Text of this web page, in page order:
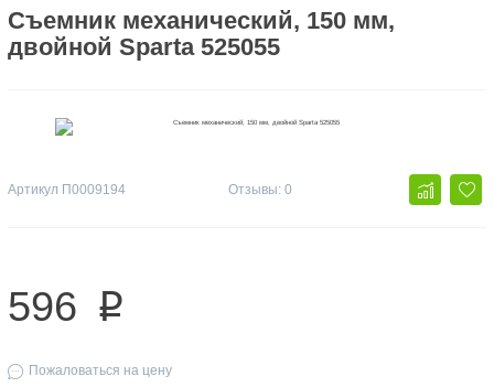
Съемник механический, 150 мм,
двойной Sparta 525055
Артикул П0009194 Отзывы: 0
596 p
Пожаловаться на цену